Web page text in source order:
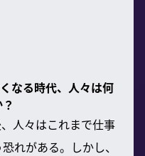
なる時代、人々は何
人々はこれまで仕事
れがある。しかし、